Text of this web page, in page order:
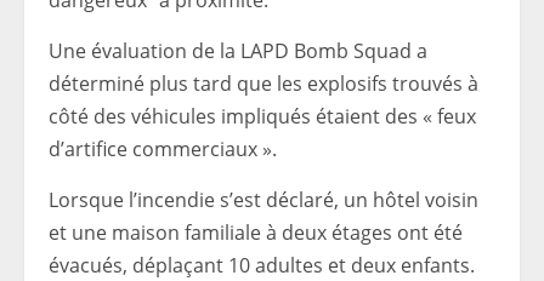
Une évaluation de la LAPD Bomb Squad a
déterminé plus tard que les explosifs trouvés à
côté des véhicules impliqués étaient des « feux
d’artifice commerciaux ».
Lorsque l’incendie s’est déclaré, un hôtel voisin
et une maison familiale à deux étages ont été
évacués, déplaçant 10 adultes et deux enfants.